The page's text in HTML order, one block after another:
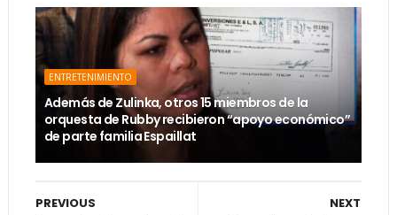
ENTRETENIMIENTO
Además de Zulinka, otros 15 miembros de la
orquesta de Rubby recibieron “apoyo económico”
de parte familia Espaillat
NEXT
PREVIOUS